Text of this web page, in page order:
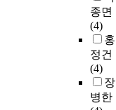
종면
(4)
홍
정건
(4)
장
병한